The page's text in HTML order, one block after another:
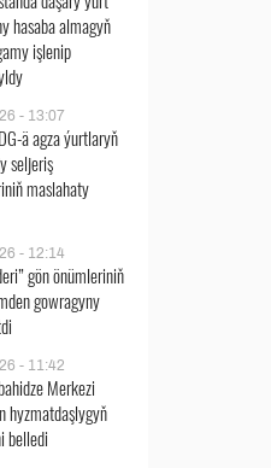
hasaba almagyň
işlenip
- 13:07
ä agza ýurtlaryň
seljeriş
maslahaty
- 12:14
gön önümleriniň
gowragyny
- 11:42
Merkezi
hyzmatdaşlygyň
belledi